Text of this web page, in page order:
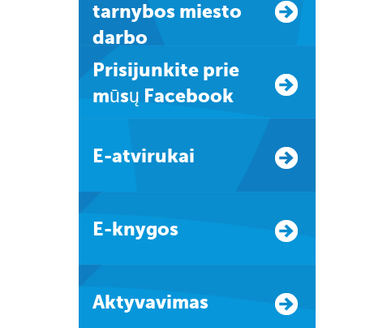
tarnybos miesto
darbo
Prisijunkite prie
mūsų Facebook
E-atvirukai
E-knygos
Aktyvavimas